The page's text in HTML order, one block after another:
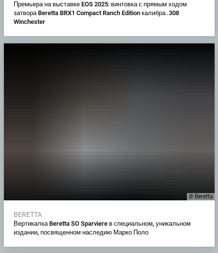
Премьера на выставке EOS 2025: винтовка с прямым ходом
затвора Beretta BRX1 Compact Ranch Edition калибра .308
Winchester
© Beretta
BERETTA
Вертикалка Beretta SO Sparviere в специальном, уникальном
издании, посвященном наследию Марко Поло